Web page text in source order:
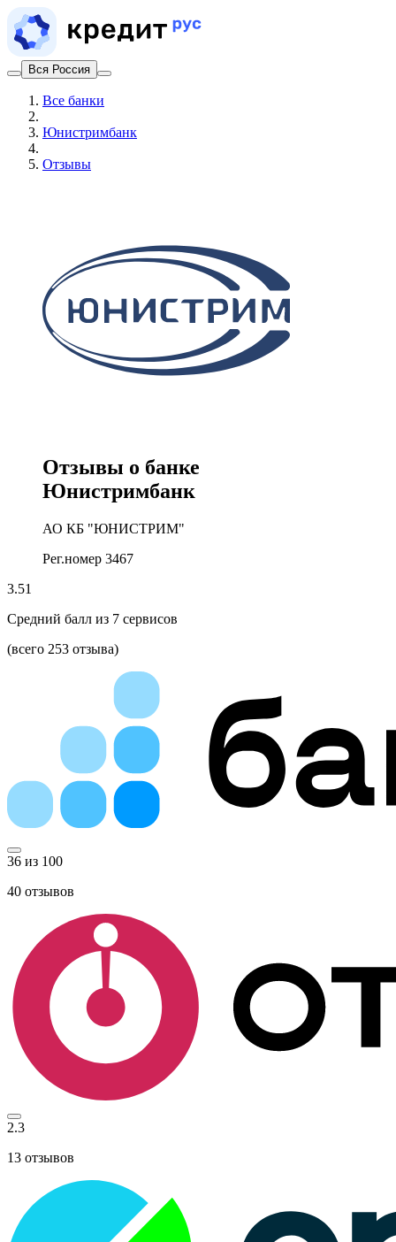
Вся Россия
Все банки
Юнистримбанк
Отзывы
Отзывы о банке
Юнистримбанк
АО КБ "ЮНИСТРИМ"
Рег.номер 3467
3.51
Средний балл из 7 сервисов
(всего 253 отзыва)
36 из 100
40 отзывов
2.3
13 отзывов